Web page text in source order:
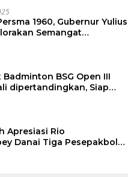
1960, Gubernur Yulius
Semangat
BSG Open III
dipertandingkan, Siap
Apresiasi Rio
Danai Tiga Pesepakbola